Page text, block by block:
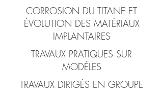
CORROSION DU TITANE ET
ÉVOLUTION DES MATÉRIAUX
IMPLANTAIRES
TRAVAUX PRATIQUES SUR
MODÈLES
TRAVAUX DIRIGÉS EN GROUPE